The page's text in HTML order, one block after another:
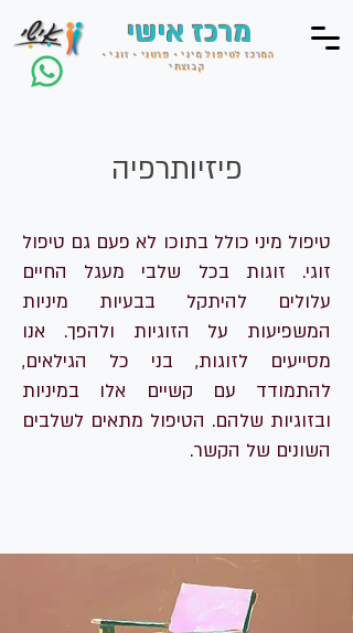
המרכז לטיפול מיני • פרטני • זוגי •
קבוצתי
מרכז אישי
פיזיותרפיה
טיפול מיני כולל בתוכו לא פעם גם טיפול
זוגי. זוגות בכל שלבי מעגל החיים
עלולים להיתקל בבעיות מיניות
המשפיעות על הזוגיות ולהפך. אנו
מסייעים לזוגות, בני כל הגילאים,
להתמודד עם קשיים אלו במיניות
ובזוגיות שלהם. הטיפול מתאים לשלבים
השונים של הקשר.